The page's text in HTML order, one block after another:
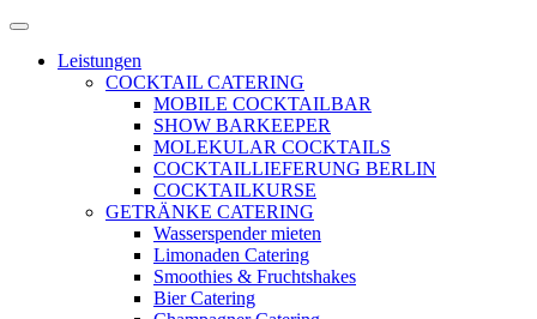
Zum
springen
Menü
öffnenLeistungen
COCKTAIL CATERING
MOBILE COCKTAILBAR
SHOW BARKEEPER
MOLEKULAR COCKTAILS
COCKTAILLIEFERUNG BERLIN
COCKTAILKURSE
GETRÄNKE CATERING
Wasserspender mieten
Limonaden Catering
Smoothies & Fruchtshakes
Bier Catering